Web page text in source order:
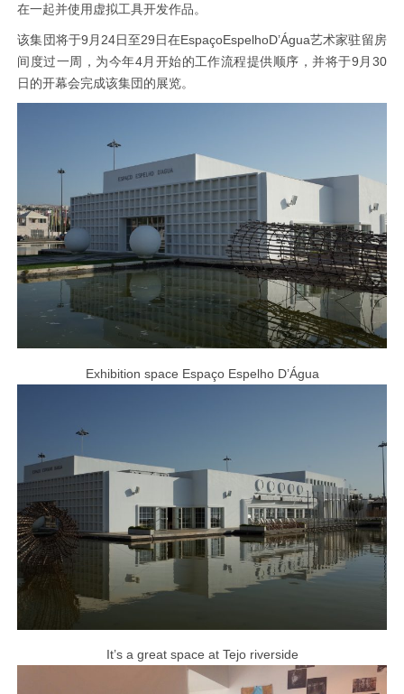
在一起并使用虚拟工具开发作品。
该集団将于9月24日至29日在EspaçoEspelhoD’Água艺术家驻留房
间度过一周，为今年4月开始的工作流程提供顺序，并将于9月30
日的开幕会完成该集団的展览。
Exhibition space Espaço Espelho D’Água
It’s a great space at Tejo riverside